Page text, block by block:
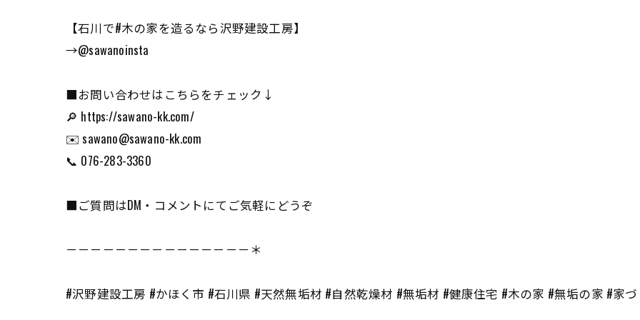
【石川で#木の家を造るなら沢野建設工房】
→@sawanoinsta
■お問い合わせはこちらをチェック↓
🔎 https://sawano-kk.com/
✉️ sawano@sawano-kk.com
📞 076-283-3360
■ご質問はDM・コメントにてご気軽にどうぞ
－－－－－－－－－－－－－－－＊
#沢野建設工房 #かほく市 #石川県 #天然無垢材 #自然乾燥材 #無垢材 #健康住宅 #木の家 #無垢の家 #家